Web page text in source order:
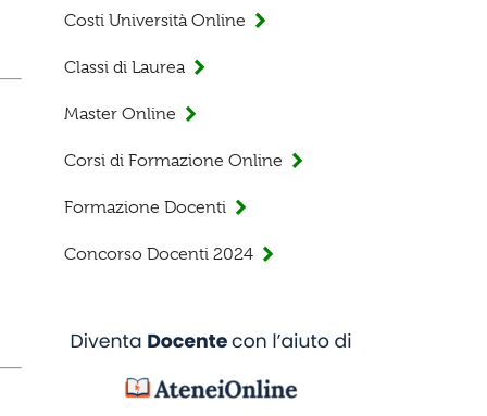
Costi Università Online
Classi di Laurea
Master Online
Corsi di Formazione Online
Formazione Docenti
Concorso Docenti 2024